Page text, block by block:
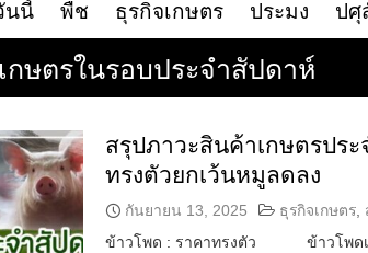
นนี้ พืช ธุรกิจเกษตร ประมง ปศุ
กษตรในรอบประจำสัปดาห์
สรุปภาวะสินค้าเกษตรปร
ทรงตัวยกเว้นหมูลดลง
กันยายน 13, 2025 ธุรกิจเกษตร,
ข้าวโพด : ราคาทรงตัว ข้าวโพดเ